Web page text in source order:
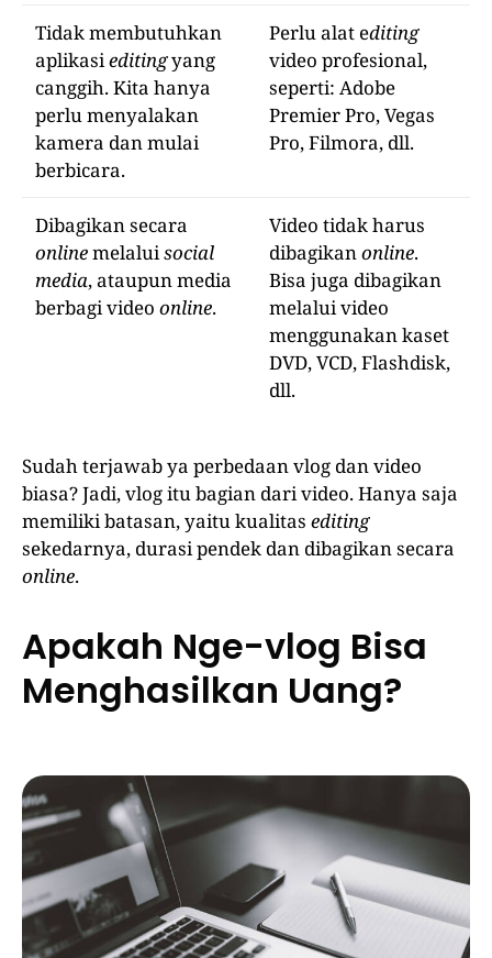
Tidak membutuhkan
aplikasieditingyang
canggih. Kita hanya
perlu menyalakan
kamera dan mulai
berbicara.
Perlu alat editing
video profesional,
seperti: Adobe
Premier Pro, Vegas
Pro, Filmora, dll.
Dibagikan secara
onlinemelaluisocial
media, ataupun media
berbagi video online.
Video tidak harus
dibagikanonline.
Bisa juga dibagikan
melalui video
menggunakan kaset
DVD, VCD, Flashdisk,
dll.
Sudah terjawab ya perbedaan vlog dan video
biasa? Jadi, vlog itu bagian dari video. Hanya saja
memiliki batasan, yaitu kualitas editing
sekedarnya, durasi pendek dan dibagikan secara
online.
Apakah Nge-vlog Bisa
Menghasilkan Uang?